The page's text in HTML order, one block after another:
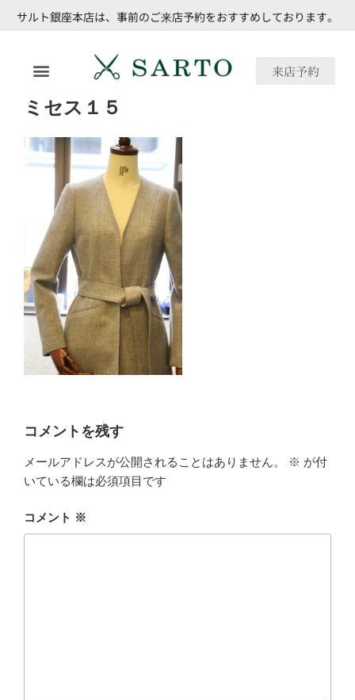
サルト銀座本店は、事前のご来店予約をおすすめしております。
来店予約
ミセス１５
コメントを残す
メールアドレスが公開されることはありません。 ※ が付
いている欄は必須項目です
コメント ※